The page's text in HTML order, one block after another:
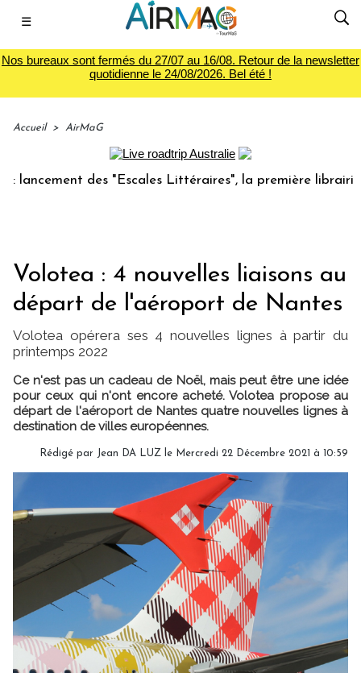
☰
Nos bureaux sont fermés du 27/07 au 16/08. Retour de la newsletter
quotidienne le 24/08/2026. Bel été !
Accueil > AirMaG
des "Escales Littéraires", la première librairie du
Volotea : 4 nouvelles liaisons au
départ de l'aéroport de Nantes
Volotea opérera ses 4 nouvelles lignes à partir du
printemps 2022
Ce n'est pas un cadeau de Noël, mais peut être une idée
pour ceux qui n'ont encore acheté. Volotea propose au
départ de l'aéroport de Nantes quatre nouvelles lignes à
destination de villes européennes.
Rédigé par Jean DA LUZ le Mercredi 22 Décembre 2021 à 10:59